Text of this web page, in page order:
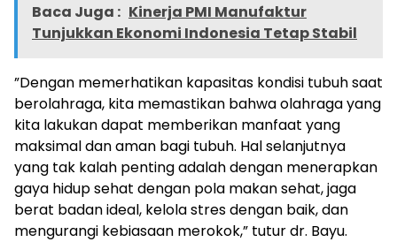
Baca Juga : Kinerja PMI Manufaktur
Tunjukkan Ekonomi Indonesia Tetap Stabil
”Dengan memerhatikan kapasitas kondisi tubuh saat
berolahraga, kita memastikan bahwa olahraga yang
kita lakukan dapat memberikan manfaat yang
maksimal dan aman bagi tubuh. Hal selanjutnya
yang tak kalah penting adalah dengan menerapkan
gaya hidup sehat dengan pola makan sehat, jaga
berat badan ideal, kelola stres dengan baik, dan
mengurangi kebiasaan merokok,” tutur dr. Bayu.